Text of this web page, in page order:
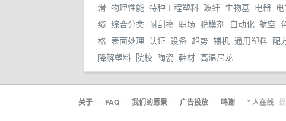
滑 物理性能 特种工程塑料 玻纤 生物基 电器
缆 综合分类 耐刮擦 职场 脱模剂 自动化 航空
格 表面处理 认证 设备 趋势 辅机 通用塑料 配
降解塑料 院校 陶瓷 鞋材 高温尼龙
关于 · FAQ · 我们的愿景 · 广告投放 · 鸣谢 · * 人在线